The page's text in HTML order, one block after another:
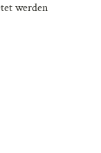
werden